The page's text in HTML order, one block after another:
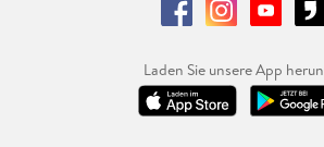
Laden Sie unsere App